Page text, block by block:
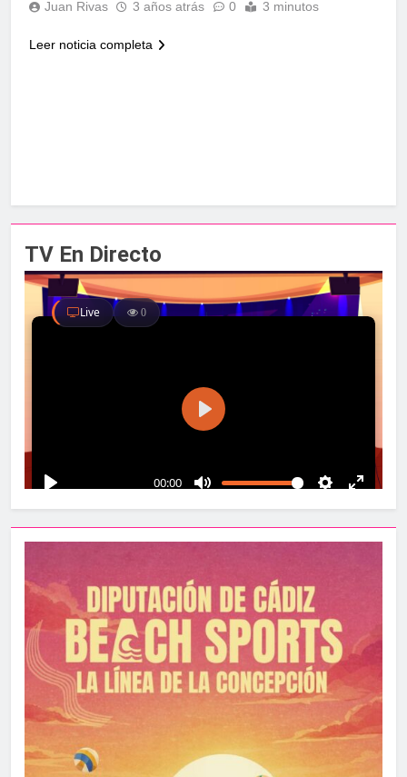
TV En Directo
Juan Rivas 3 años atrás 0 3 minutos
Leer noticia completa